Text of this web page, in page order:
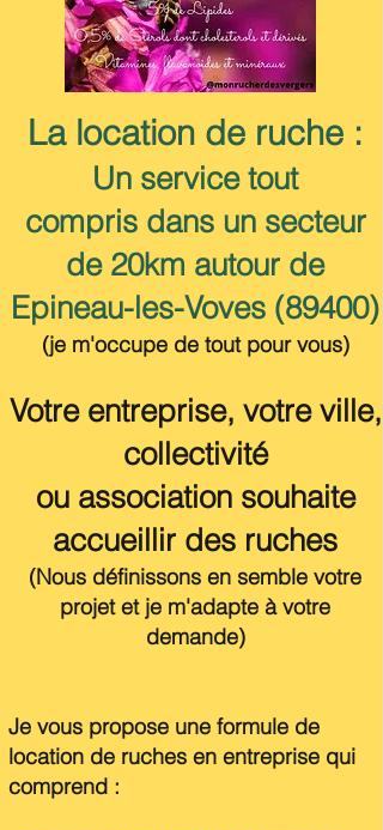
La location de ruche :
Un service tout
compris dans un secteur
de 20km autour de
Epineau-les-Voves (89400)
(je m'occupe de tout pour vous)
Votre entreprise, votre ville,
collectivité
ou associationsouhaite
accueillir des ruches
(Nous définissons en semble votre
projet et je m'adapte à votre
demande)
Je vous propose une formule de
location de ruches en entreprise qui
comprend :